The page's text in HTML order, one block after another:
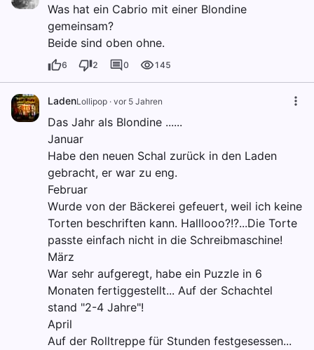
Was hat ein Cabrio mit einer Blondine
gemeinsam?
Beide sind oben ohne.
6 2 0 145
LadenLollipop · vor 5 Jahren
Das Jahr als Blondine ......
Januar
Habe den neuen Schal zurück in den Laden
gebracht, er war zu eng.
Februar
Wurde von der Bäckerei gefeuert, weil ich keine
Torten beschriften kann. Halllooo?!?...Die Torte
passte einfach nicht in die Schreibmaschine!
März
War sehr aufgeregt, habe ein Puzzle in 6
Monaten fertiggestellt... Auf der Schachtel
stand "2-4 Jahre"!
April
Auf der Rolltreppe für Stunden festgesessen...